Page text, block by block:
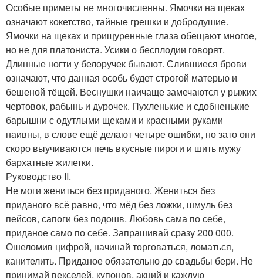
Особые приметы не многочисленны. Ямочки на щеках
означают кокетство, тайные грешки и добродушие.
Ямочки на щеках и прищуренные глаза обещают многое,
но не для платониста. Усики о бесплодии говорят.
Длинные ногти у белоручек бывают. Слившиеся брови
означают, что данная особь будет строгой матерью и
бешеной тёщей. Веснушки наичаще замечаются у рыжих
чертовок, рабынь и дурочек. Пухленькие и сдобненькие
барышни с одутлыми щеками и красными руками
наивны, в слове ещё делают четыре ошибки, но зато они
скоро выучиваются печь вкусные пироги и шить мужу
бархатные жилетки.
Руководство II.
Не моги жениться без приданого. Жениться без
приданого всё равно, что мёд без ложки, шмуль без
пейсов, сапоги без подошв. Любовь сама по себе,
приданое само по себе. Запрашивай сразу 200 000.
Ошеломив цифрой, начинай торговаться, ломаться,
канителить. Приданое обязательно до свадьбы бери. Не
принимай векселей, купонов, акций и каждую